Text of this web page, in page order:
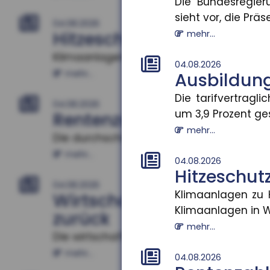
sieht vor, die
mehr...
04.08.2026
Die
um 3,9 Prozent
mehr...
04.08.2026
Klimaanlagen zu
Klimaanlagen in
mehr...
04.08.2026
Hitzeschutz als
Klimaanlagen zu Hause verbessern
mehr...
Rentenzahlbeträge
Die durchschnittlichen
mehr...
Wirtschaftliche Lage
zurück
Die wirtschaftliche Situation kleiner und
mehr...